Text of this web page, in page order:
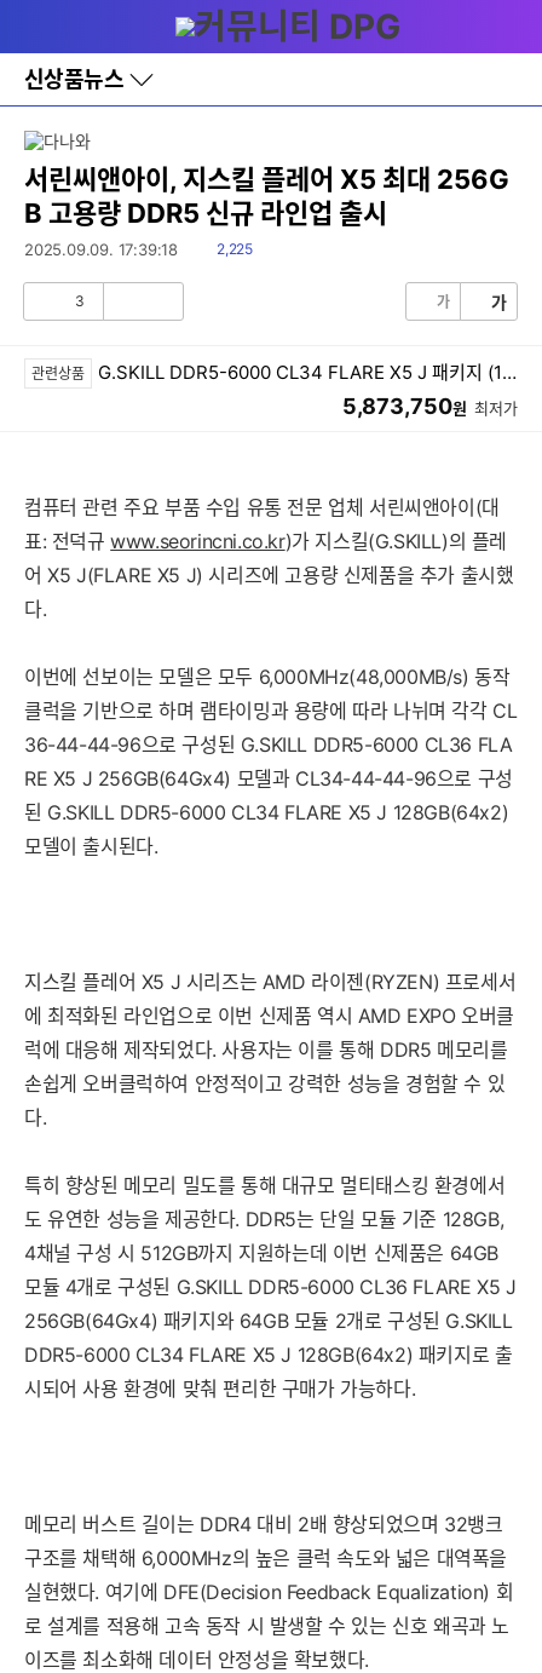
와
홈
신상품뉴스
바
로
레
이
어
토
서린씨앤아이, 지스킬 플레어 X5 최대 256G
B 고용량 DDR5 신규 라인업 출시
2025.09.09. 17:39:18
읽
2,225
3 가 가
관련상품 G.SKILL DDR5-6000 CL34 FLARE X5 J 패키지 (128GB(64Gx2))
5,873,750원 최저가
컴퓨터 관련 주요 부품 수입 유통 전문 업체 서린씨앤아이(대
표: 전덕규www.seorincni.co.kr)가 지스킬(G.SKILL)의 플레
어 X5 J(FLARE X5 J) 시리즈에 고용량 신제품을 추가 출시했
다.
이번에 선보이는 모델은 모두 6,000MHz(48,000MB/s) 동작
클럭을 기반으로 하며 램타이밍과 용량에 따라 나뉘며 각각 CL
36-44-44-96으로 구성된 G.SKILL DDR5-6000 CL36 FLA
RE X5 J 256GB(64Gx4) 모델과 CL34-44-44-96으로 구성
된 G.SKILL DDR5-6000 CL34 FLARE X5 J 128GB(64x2)
모델이 출시된다.
지스킬 플레어 X5 J 시리즈는 AMD 라이젠(RYZEN) 프로세서
에 최적화된 라인업으로 이번 신제품 역시 AMD EXPO 오버클
럭에 대응해 제작되었다. 사용자는 이를 통해 DDR5 메모리를
손쉽게 오버클럭하여 안정적이고 강력한 성능을 경험할 수 있
다.
특히 향상된 메모리 밀도를 통해 대규모 멀티태스킹 환경에서
도 유연한 성능을 제공한다. DDR5는 단일 모듈 기준 128GB,
4채널 구성 시 512GB까지 지원하는데 이번 신제품은 64GB
모듈 4개로 구성된 G.SKILL DDR5-6000 CL36 FLARE X5 J
256GB(64Gx4) 패키지와 64GB 모듈 2개로 구성된 G.SKILL
DDR5-6000 CL34 FLARE X5 J 128GB(64x2) 패키지로 출
시되어 사용 환경에 맞춰 편리한 구매가 가능하다.
메모리 버스트 길이는 DDR4 대비 2배 향상되었으며 32뱅크
구조를 채택해 6,000MHz의 높은 클럭 속도와 넓은 대역폭을
실현했다. 여기에 DFE(Decision Feedback Equalization) 회
로 설계를 적용해 고속 동작 시 발생할 수 있는 신호 왜곡과 노
이즈를 최소화해 데이터 안정성을 확보했다.